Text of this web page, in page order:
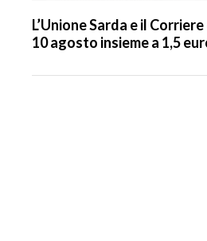
L’Unione Sarda e il
10 agosto insieme a 1,5